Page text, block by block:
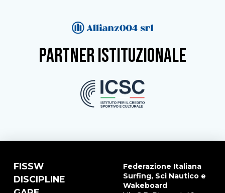
partner istituzionale
FISSW
DISCIPLINE
Federazione Italiana
Surfing, Sci Nautico e
Wakeboard